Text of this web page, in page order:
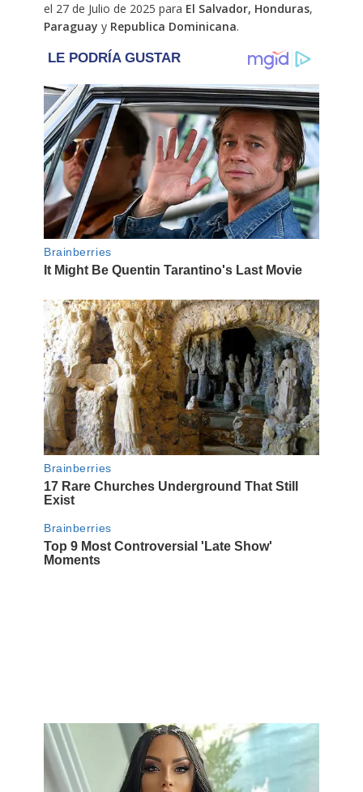
el 27 de Julio de 2025 para El Salvador, Honduras,
Paraguay y Republica Dominicana.